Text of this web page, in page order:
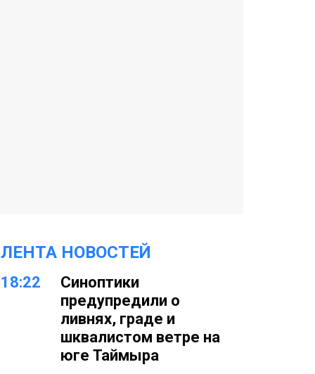
ЛЕНТА НОВОСТЕЙ
18:22
Синоптики
предупредили о
ливнях, граде и
шквалистом ветре на
юге Таймыра